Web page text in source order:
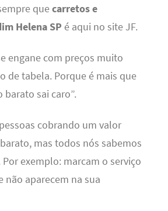
quecarretos e
Helena SP é aqui no site JF.
engane com preços muito
de tabela. Porque é mais que
barato sai caro”.
cobrando um valor
mas todos nós sabemos
exemplo: marcam o serviço
não aparecem na sua